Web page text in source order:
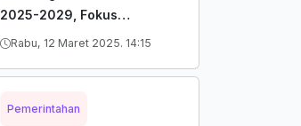
2025-2029, Fokus
Penguatan Kota Jasa
Rabu, 12 Maret 2025. 14:15
Pemerintahan